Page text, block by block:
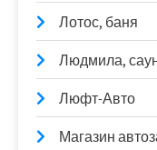
Лотос, баня
Людмила,
Люфт-Авто
Магазин